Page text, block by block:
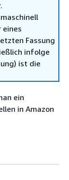
eines
Fassung
infolge
ist die
ein
in Amazon